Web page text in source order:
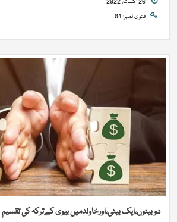
فتوی نمبر: 04
دو بیٹوں،ایک بیٹی،اورخاوندمیں بیوی کےترکہ کی تقسیم